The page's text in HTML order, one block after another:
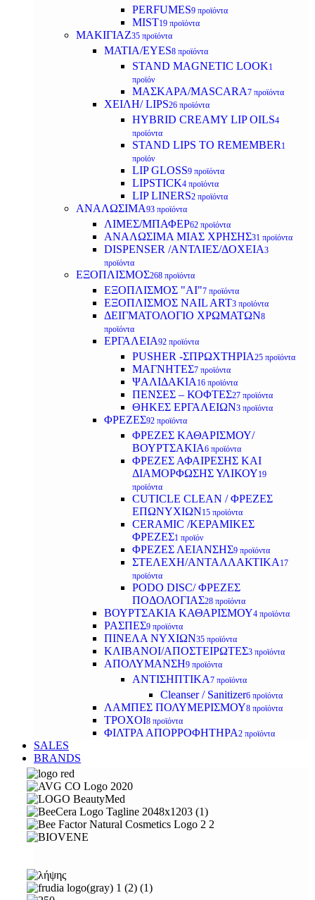
PERFUMES9 προϊόντα
MIST19 προϊόντα
ΜΑΚΙΓΙΑΖ35 προϊόντα
ΜΑΤΙΑ/EYES8 προϊόντα
STAND MAGNETIC LOOK1
προϊόν
ΜΑΣΚΑΡΑ/MASCARA7 προϊόντα
ΧΕΙΛΗ/ LIPS26 προϊόντα
HYBRID CREAMY LIP OILS4
προϊόντα
STAND LIPS TO REMEMBER 1
προϊόν
LIP GLOSS9 προϊόντα
LIPSTICK4 προϊόντα
LIP LINERS2 προϊόντα
ΑΝΑΛΩΣΙΜΑ93 προϊόντα
ΛΙΜΕΣ/ΜΠΑΦΕΡ62 προϊόντα
ΑΝΑΛΩΣΙΜΑ ΜΙΑΣ ΧΡΗΣΗΣ31 προϊόντα
DISPENSER /ΑΝΤΛΙΕΣ/ΔΟΧΕΙΑ3
προϊόντα
ΕΞΟΠΛΙΣΜΟΣ268 προϊόντα
ΕΞΟΠΛΙΣΜΟΣ "AI"7 προϊόντα
ΕΞΟΠΛΙΣΜΟΣ NAIL ART3 προϊόντα
ΔΕΙΓΜΑΤΟΛΟΓΙΟ ΧΡΩΜΑΤΩΝ8
προϊόντα
ΕΡΓΑΛΕΙΑ92 προϊόντα
PUSHER -ΣΠΡΩΧΤΗΡΙΑ25 προϊόντα
ΜΑΓΝΗΤΕΣ7 προϊόντα
ΨΑΛΙΔΑΚΙΑ 16 προϊόντα
ΠΕΝΣΕΣ – ΚΟΦΤΕΣ27 προϊόντα
ΘΗΚΕΣ ΕΡΓΑΛΕΙΩΝ3 προϊόντα
ΦΡΕΖΕΣ92 προϊόντα
ΦΡΕΖΕΣ ΚΑΘΑΡΙΣΜΟΥ/
ΒΟΥΡΤΣΑΚΙΑ6 προϊόντα
ΦΡΕΖΕΣ ΑΦΑΙΡΕΣΗΣ ΚΑΙ
ΔΙΑΜΟΡΦΩΣΗΣ ΥΛΙΚΟΥ19
προϊόντα
CUTICLE CLEAN / ΦΡΕΖΕΣ
ΕΠΩΝΥΧΙΩΝ15 προϊόντα
CERAMIC /ΚΕΡΑΜΙΚΕΣ
ΦΡΕΖΕΣ1 προϊόν
ΦΡΕΖΕΣ ΛΕΙΑΝΣΗΣ9 προϊόντα
ΣΤΕΛΕΧΗ/ΑΝΤΑΛΛΑΚΤΙΚΑ 17
προϊόντα
PODO DISC/ ΦΡΕΖΕΣ
ΠΟΔΟΛΟΓΙΑΣ28 προϊόντα
ΒΟΥΡΤΣΑΚΙΑ ΚΑΘΑΡΙΣΜΟΥ4 προϊόντα
ΡΑΣΠΕΣ9 προϊόντα
ΠΙΝΕΛΑ ΝΥΧΙΩΝ35 προϊόντα
ΚΛΙΒΑΝΟΙ/ΑΠΟΣΤΕΙΡΩΤΕΣ3 προϊόντα
ΑΠΟΛΥΜΑΝΣΗ9 προϊόντα
ΑΝΤΙΣΗΠΤΙΚΑ7 προϊόντα
Cleanser / Sanitizer6 προϊόντα
ΛΑΜΠΕΣ ΠΟΛΥΜΕΡΙΣΜΟΥ8 προϊόντα
ΤΡΟΧΟΙ8 προϊόντα
ΦΙΛΤΡΑ ΑΠΟΡΡΟΦΗΤΗΡΑ2 προϊόντα
SALES
BRANDS